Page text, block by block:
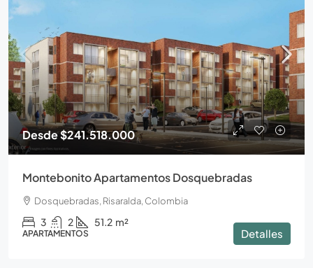
Desde$241.518.000
Montebonito Apartamentos Dosquebradas
Dosquebradas, Risaralda, Colombia
3 2 51.2 m²
APARTAMENTOS Detalles